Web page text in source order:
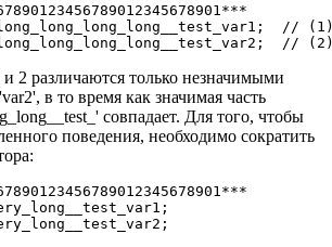
//
//
2 различаются только незначимыми
в то время как значимая часть
совпадает. Для того, чтобы
поведения, необходимо сократить